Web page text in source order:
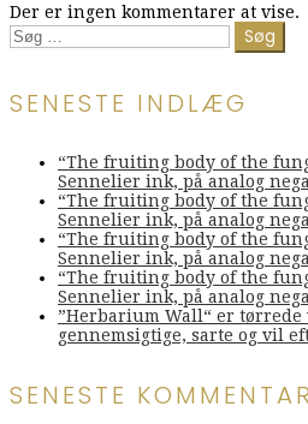
Der er ingen kommentarer at vise.
Søg
efter:
SENESTE INDLÆG
“The fruiting body of the
Sennelier ink, på analog
“The fruiting body of the
Sennelier ink, på analog
“The fruiting body of the
Sennelier ink, på analog
“The fruiting body of the
Sennelier ink, på analog
”Herbarium Wall“ er tørrede
gennemsigtige, sarte og vil
SENESTE